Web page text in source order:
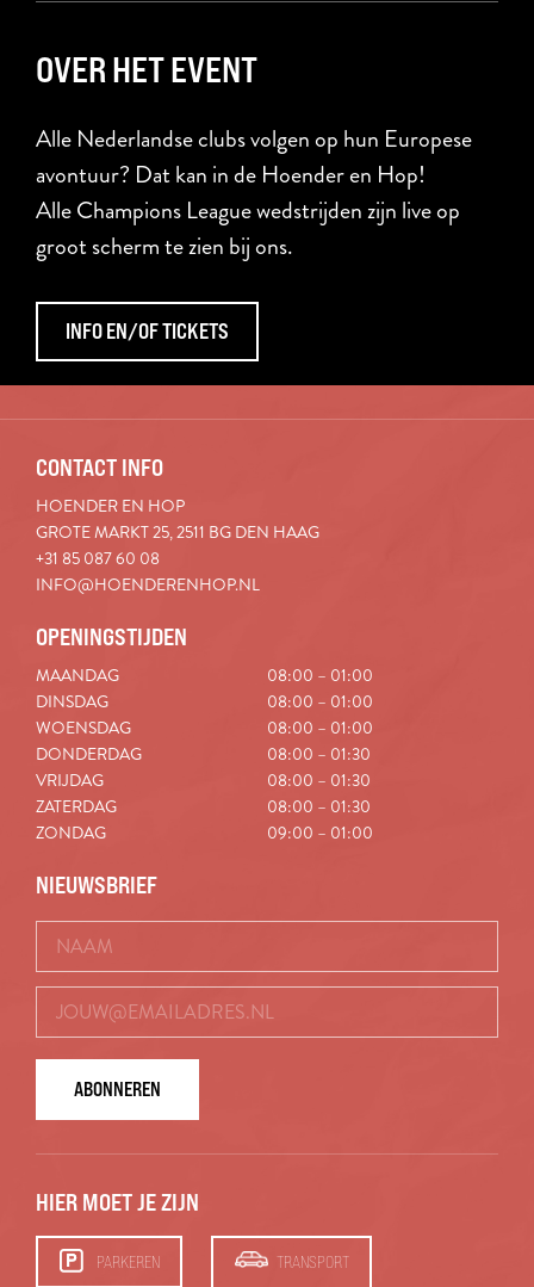
OVER HET EVENT
Alle Nederlandse clubs volgen op hun Europese
avontuur? Dat kan in de Hoender en Hop!
Alle Champions League wedstrijden zijn live op
groot scherm te zien bij ons.
INFO EN/OF TICKETS
CONTACT INFO
HOENDER EN HOP
GROTE MARKT 25, 2511 BG DEN HAAG
+31 85 087 60 08
INFO@HOENDERENHOP.NL
OPENINGSTIJDEN
MAANDAG
08:00 – 01:00
DINSDAG
08:00 – 01:00
WOENSDAG
08:00 – 01:00
DONDERDAG
08:00 – 01:30
VRIJDAG
08:00 – 01:30
ZATERDAG
08:00 – 01:30
ZONDAG
09:00 – 01:00
NIEUWSBRIEF
ABONNEREN
HIER MOET JE ZIJN
PARKEREN TRANSPORT